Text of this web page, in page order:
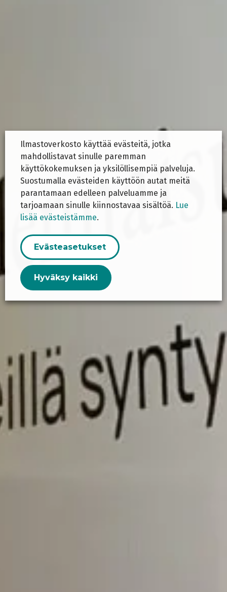
Ilmastoverkosto käyttää evästeitä, jotka
mahdollistavat sinulle paremman
käyttökokemuksen ja yksilöllisempiä palveluja.
Suostumalla evästeiden käyttöön autat meitä
parantamaan edelleen palveluamme ja
tarjoamaan sinulle kiinnostavaa sisältöä. Lue
lisää evästeistämme.
Evästeasetukset
Hyväksy kaikki